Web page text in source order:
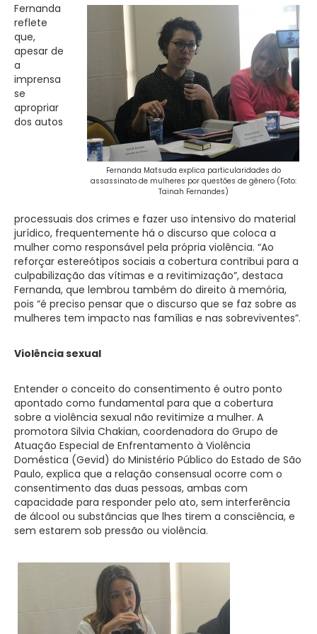
Fernanda Matsuda explica particularidades do
assassinato de mulheres por questões de gênero (Foto:
Tainah Fernandes)
Fernanda
reflete
que,
apesar de
a
imprensa
se
apropriar
dos autos
processuais dos crimes e fazer uso intensivo do material
jurídico, frequentemente há o discurso que coloca a
mulher como responsável pela própria violência. “Ao
reforçar estereótipos sociais a cobertura contribui para a
culpabilização das vítimas e a revitimização”, destaca
Fernanda, que lembrou também do direito à memória,
pois “é preciso pensar que o discurso que se faz sobre as
mulheres tem impacto nas famílias e nas sobreviventes”.
Violência sexual
Entender o conceito do consentimento é outro ponto
apontado como fundamental para que a cobertura
sobre a violência sexual não revitimize a mulher. A
promotora Silvia Chakian, coordenadora do Grupo de
Atuação Especial de Enfrentamento à Violência
Doméstica (Gevid) do Ministério Público do Estado de São
Paulo, explica que a relação consensual ocorre com o
consentimento das duas pessoas, ambas com
capacidade para responder pelo ato, sem interferência
de álcool ou substâncias que lhes tirem a consciência, e
sem estarem sob pressão ou violência.